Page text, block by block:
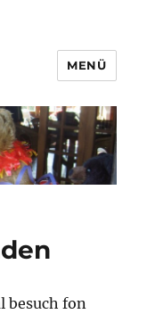
MENÜ
besuch fon